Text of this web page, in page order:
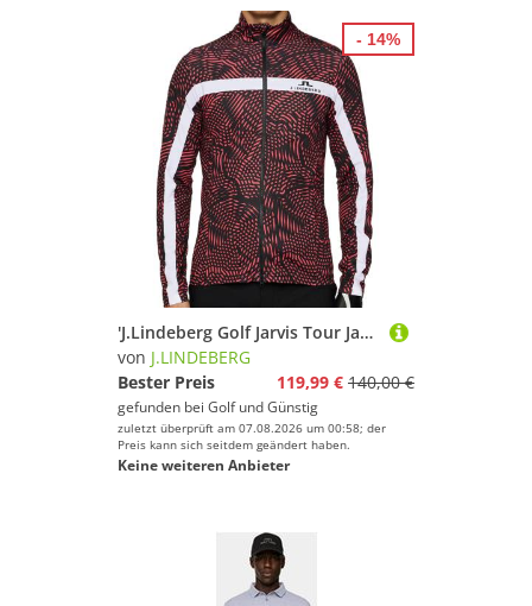
'J.Lindeberg Golf Jarvis Tour Jacke Herren schwarz/pink'
von J.LINDEBERG
Bester Preis
119,99 € 140,00 €
gefunden bei Golf und Günstig
zuletzt überprüft am 07.08.2026 um 00:58; der
Preis kann sich seitdem geändert haben.
Keine weiteren Anbieter
- 14%